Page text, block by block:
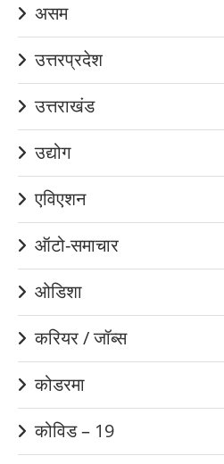
असम
उत्तरप्रदेश
उत्तराखंड
उद्योग
एविएशन
ऑटो-समाचार
ओडिशा
करियर / जॉब्स
कोडरमा
कोविड – 19